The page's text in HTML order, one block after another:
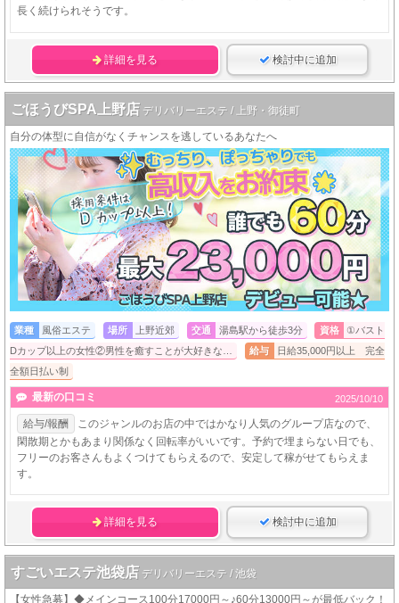
長く続けられそうです。
詳細を見る 検討中に追加
ごほうびSPA上野店 デリバリーエステ / 上野・御徒町
自分の体型に自信がなくチャンスを逃しているあなたへ
業種 風俗エステ 場所 上野近郊 交通 湯島駅から徒歩3分 資格
①バスト
Dカップ以上の女性②男性を癒すことが大好きな…
給与
日給35,000円以上 完全
全額日払い制
最新の口コミ 2025/10/10
給与/報酬
このジャンルのお店の中ではかなり人気のグループ店なので、
閑散期とかもあまり関係なく回転率がいいです。予約で埋まらない日でも、
フリーのお客さんもよくつけてもらえるので、安定して稼がせてもらえま
す。
詳細を見る 検討中に追加
すごいエステ池袋店 デリバリーエステ / 池袋
【女性急募】◆メインコース100分17000円～♪60分13000円～が最低バック！